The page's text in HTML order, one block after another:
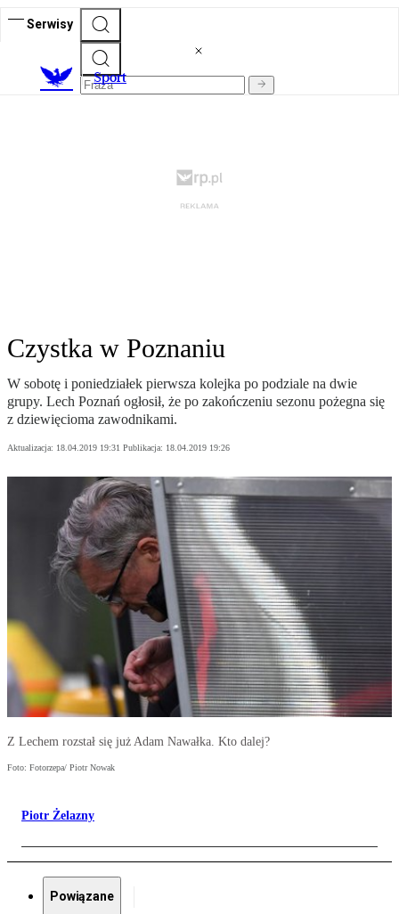
Serwisy
Sport
Czystka w Poznaniu
W sobotę i poniedziałek pierwsza kolejka po podziale na dwie
grupy. Lech Poznań ogłosił, że po zakończeniu sezonu pożegna się
z dziewięcioma zawodnikami.
Aktualizacja: 18.04.2019 19:31 Publikacja: 18.04.2019 19:26
Z Lechem rozstał się już Adam Nawałka. Kto dalej?
Foto: Fotorzepa/ Piotr Nowak
Piotr Żelazny
Powiązane